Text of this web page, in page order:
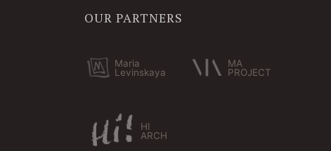
OUR PARTNERS
Maria
Levinskaya
MA
PROJECT
HI
ARCH